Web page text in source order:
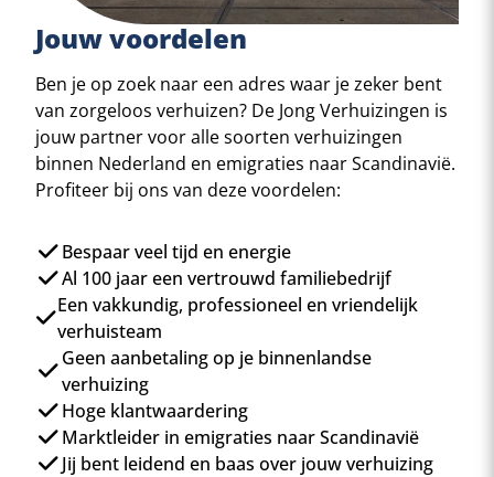
Jouw voordelen
Ben je op zoek naar een adres waar je zeker bent
van zorgeloos verhuizen? De Jong Verhuizingen is
jouw partner voor alle soorten verhuizingen
binnen Nederland en emigraties naar Scandinavië.
Profiteer bij ons van deze voordelen:
Bespaar veel tijd en energie
Al 100 jaar een vertrouwd familiebedrijf
Een vakkundig, professioneel en vriendelijk
verhuisteam
Geen aanbetaling op je binnenlandse
verhuizing
Hoge klantwaardering
Marktleider in emigraties naar Scandinavië
Jij bent leidend en baas over jouw verhuizing